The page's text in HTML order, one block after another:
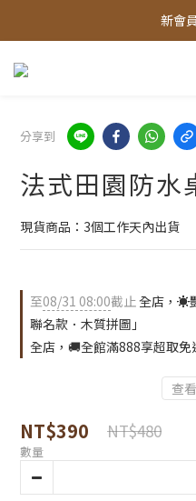
全館，滿888超取
新會
分享到
法式田園防水
現貨商品：3個工作天內出貨
至08/31 08:00截止全店，☀️
聯名款．木質拼圖」
全店，🚚全館滿888享超取免
查
NT$390 NT$480
數量